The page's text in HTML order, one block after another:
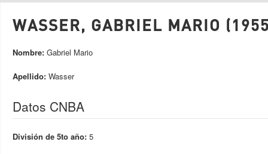
WASSER, GABRIEL MARIO
Nombre: Gabriel Mario
Apellido: Wasser
Datos CNBA
División de 5to año: 5